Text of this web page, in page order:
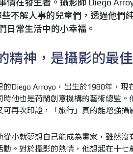
情在發生著。攝影師 Diego
不解人事的兒童們，透過他們
日常生活中的小幸福。
精神，是攝影的最
的Diego Arroyo，出生於1980年，
時他也是荷蘭創意機構的藝術總監
可再次印證，「旅行」真的能增強攝
從小就夢想自己能成為畫家，雖然
動。對於攝影的熱情，他想起在十